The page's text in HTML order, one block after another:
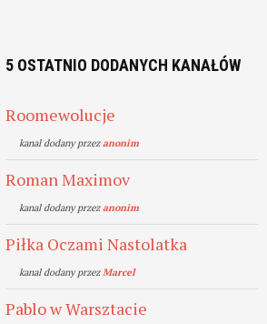
5 OSTATNIO DODANYCH KANAŁÓW
Roomewolucje
kanal dodany przezanonim
Roman Maximov
kanal dodany przezanonim
Piłka Oczami Nastolatka
kanal dodany przezMarcel
Pablo w Warsztacie